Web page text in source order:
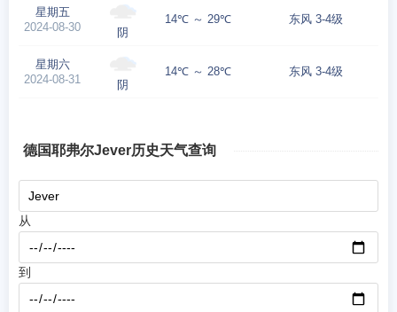
星期五
2024-08-30
阴
14℃ ～ 29℃ 东风 3-4级
星期六
2024-08-31
阴
14℃ ～ 28℃ 东风 3-4级
德国耶弗尔Jever历史天气查询
从
到